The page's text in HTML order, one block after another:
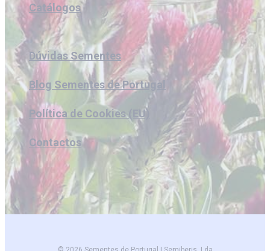
Catálogos
Dúvidas Sementes
Blog Sementes de Portugal
Política de Cookies (EU)
Contactos